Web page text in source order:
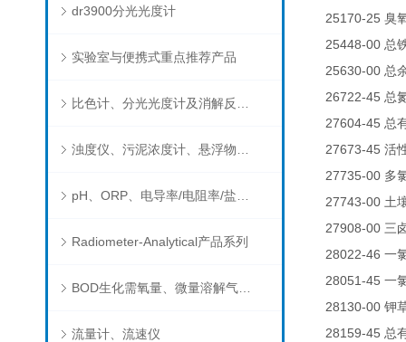
dr3900分光光度计
实验室与便携式重点推荐产品
Radiometer-Analytical产品系列
BOD生化需氧量、微量溶解气体和现场水质测试组件以及其他分析仪
流量计、流速仪
25170-25 臭
25448-00 总
25630-00 总
26722-45 总
27604-45 总
27673-45 活
27735-00 多
27743-00 土
27908-00 三
28022-46 一
28051-45 一
28130-00 钾
28159-45 总